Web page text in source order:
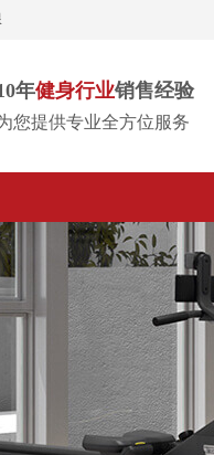
年健身行业销售经验
您提供专业全方位服务